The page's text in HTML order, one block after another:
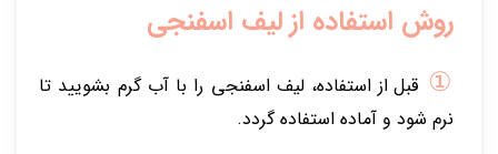
روش استفاده از لیف اسفنجی
① قبل از استفاده، لیف اسفنجی را با آب گرم بشویید تا
نرم شود و آماده استفاده گردد.